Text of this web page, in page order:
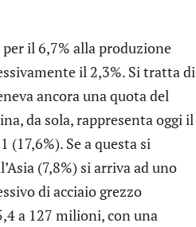
il 6,7% alla produzione
il 2,3%. Si tratta di
ancora una quota del
da sola, rappresenta oggi il
Se a questa si
(7,8%) si arriva ad uno
di acciaio grezzo
a 127 milioni, con una